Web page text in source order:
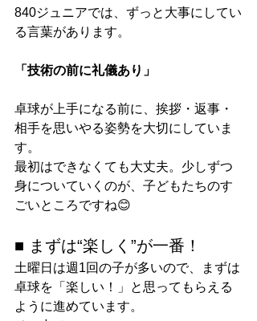
840ジュニアでは、ずっと大事にしてい
る言葉があります。
「技術の前に礼儀あり」
卓球が上手になる前に、挨拶・返事・
相手を思いやる姿勢を大切にしていま
す。
最初はできなくても大丈夫。少しずつ
身についていくのが、子どもたちのす
ごいところですね😊
■ まずは“楽しく”が一番！
土曜日は週1回の子が多いので、まずは
卓球を「楽しい！」と思ってもらえる
ように進めています。